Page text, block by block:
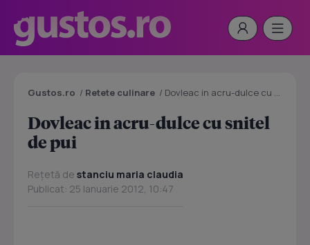
Gustos.ro / Retete culinare / Dovleac in acru-dulce cu snitel de pui
Dovleac in acru-dulce cu snitel
de pui
Rețetă de stanciu maria claudia
Publicat: 25 Ianuarie 2012, 10:47